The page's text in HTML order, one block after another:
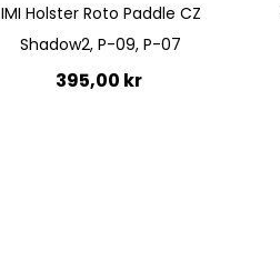
IMI Holster Roto Paddle CZ
Shadow2, P-09, P-07
395,00 kr